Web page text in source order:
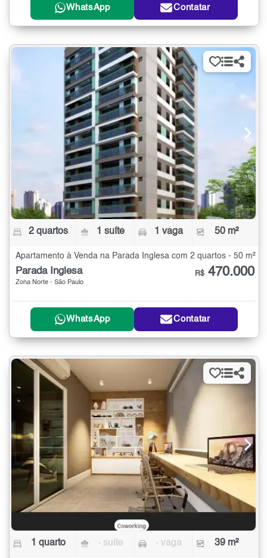
WhatsApp Contatar
2 quartos 1 suíte 1 vaga 50 m²
Apartamento à Venda na Parada Inglesa com 2 quartos - 50 m²
Parada Inglesa
Zona Norte - São Paulo
R$ 470.000
WhatsApp Contatar
1 quarto - suíte - vaga 39 m²